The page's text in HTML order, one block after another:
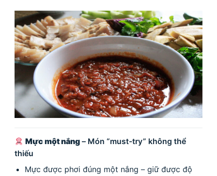
Mực một nắng – Món “must-try” không thể
thiếu
Mực được phơi đúng một nắng – giữ được độ